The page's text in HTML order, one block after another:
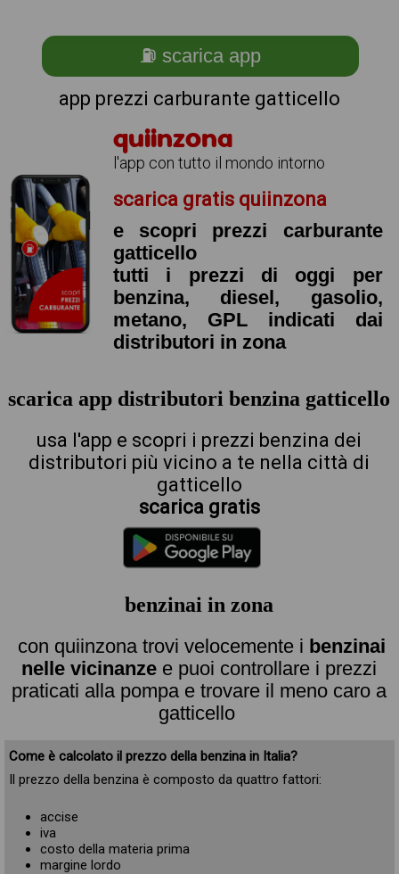
⛽ scarica app
app prezzi carburante gatticello
quiinzona
l'app con tutto il mondo intorno
scarica gratis quiinzona
e scopri prezzi carburante
gatticello
tutti i prezzi di oggi per
benzina, diesel, gasolio,
metano, GPL indicati dai
distributori in zona
scarica app distributori benzina gatticello
usa l'app e scopri i prezzi benzina dei
distributori più vicino a te nella città di
gatticello
scarica gratis
benzinai in zona
con quiinzona trovi velocemente i benzinai
nelle vicinanze e puoi controllare i prezzi
praticati alla pompa e trovare il meno caro a
gatticello
Come è calcolato il prezzo della benzina in Italia?
Il prezzo della benzina è composto da quattro fattori:
accise
iva
costo della materia prima
margine lordo